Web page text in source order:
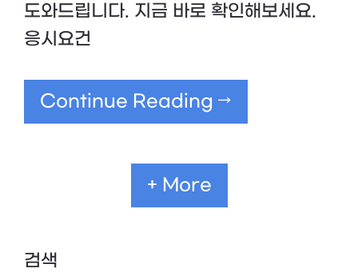
도와드립니다. 지금 바로 확인해보세요.
응시요건
Continue Reading →
+ More
검색